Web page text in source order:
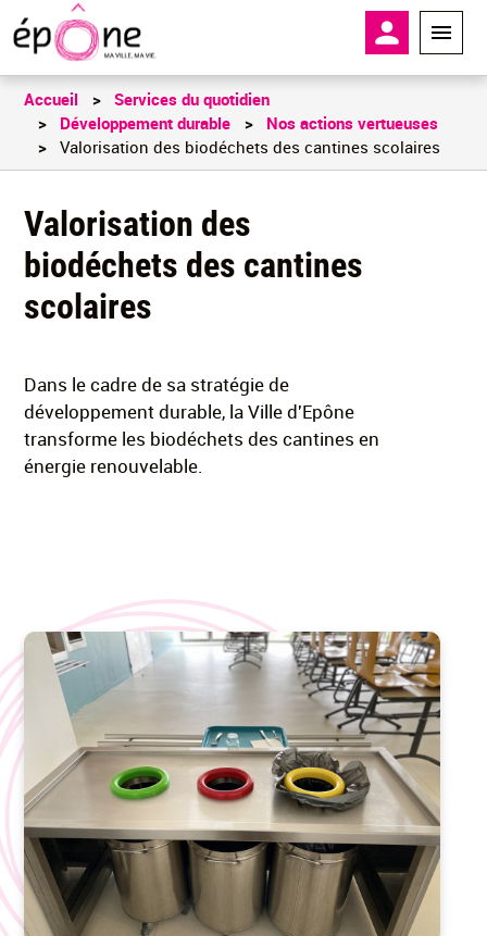
principal
En-tête -
Accueil
Services du quotidien
Développement durable
Nos actions vertueuses
Valorisation des biodéchets des cantines scolaires
Valorisation des
biodéchets des cantines
scolaires
Dans le cadre de sa stratégie de
développement durable, la Ville d'Epône
transforme les biodéchets des cantines en
énergie renouvelable.